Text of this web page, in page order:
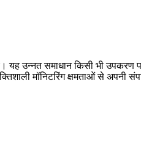
उन्नत समाधान किसी भी उपकरण पर
मॉनिटरिंग क्षमताओं से अपनी